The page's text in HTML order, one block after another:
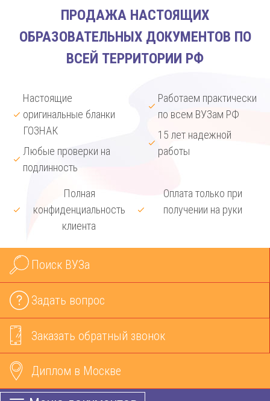
ПРОДАЖА НАСТОЯЩИХ
ОБРАЗОВАТЕЛЬНЫХ ДОКУМЕНТОВ ПО
ВСЕЙ ТЕРРИТОРИИ РФ
Настоящие
оригинальные бланки
ГОЗНАК
Любые проверки на
подлинность
Работаем практически
по всем ВУЗам РФ
15 лет надежной
работы
Полная
конфиденциальность
клиента
Оплата только при
получении на руки
Поиск ВУЗа
Задать вопрос
Заказать обратный звонок
Диплом в Москве